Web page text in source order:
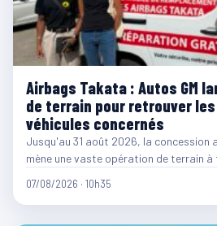
Airbags Takata : Autos GM
de terrain pour retrouver
véhicules concernés
Jusqu'au 31 août 2026, la concession
mène une vaste opération de terrain
07/08/2026 · 10h35